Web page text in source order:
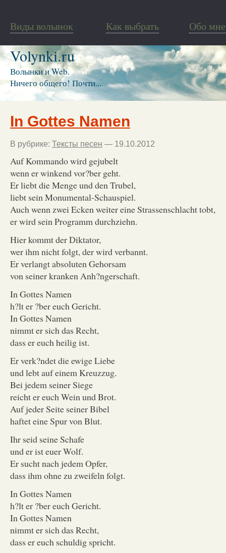
Виды волынок Как выбрать Обо мне
Volynki.ru
Волынки и Web.
Ничего общего! Почти...
In Gottes Namen
В рубрике: Тексты песен — 19.10.2012
Auf Kommando wird gejubelt
wenn er winkend vor?ber geht.
Er liebt die Menge und den Trubel,
liebt sein Monumental-Schauspiel.
Auch wenn zwei Ecken weiter eine Strassenschlacht tobt,
er wird sein Programm durchziehn.
Hier kommt der Diktator,
wer ihm nicht folgt, der wird verbannt.
Er verlangt absoluten Gehorsam
von seiner kranken Anh?ngerschaft.
In Gottes Namen
h?lt er ?ber euch Gericht.
In Gottes Namen
nimmt er sich das Recht,
dass er euch heilig ist.
Er verk?ndet die ewige Liebe
und lebt auf einem Kreuzzug.
Bei jedem seiner Siege
reicht er euch Wein und Brot.
Auf jeder Seite seiner Bibel
haftet eine Spur von Blut.
Ihr seid seine Schafe
und er ist euer Wolf.
Er sucht nach jedem Opfer,
dass ihm ohne zu zweifeln folgt.
In Gottes Namen
h?lt er ?ber euch Gericht.
In Gottes Namen
nimmt er sich das Recht,
dass er euch schuldig spricht.